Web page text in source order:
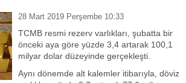
28 Mart 2019 Perşembe 10:33
TCMB resmi rezerv varlıkları, şubatta bir
önceki aya göre yüzde 3,4 artarak 100,1
milyar dolar düzeyinde gerçekleşti.
Aynı dönemde alt kalemler itibarıyla, döviz